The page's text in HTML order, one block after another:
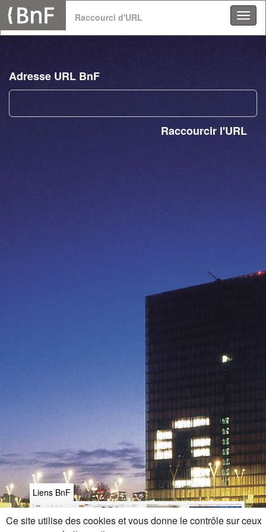
Panneau de gestion des cookies
Ce site utilise des cookies et vous donne le contrôle sur ceux
Raccourci d'URL
Adresse URL BnF
Raccourcir l'URL
Liens BnF